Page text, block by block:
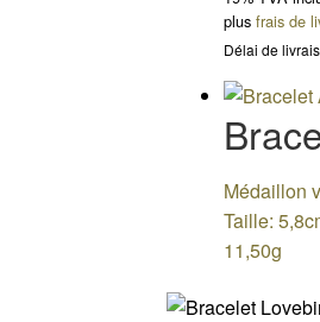
plusfrais de
Délai de
Médaillon
Taille:
11,50g